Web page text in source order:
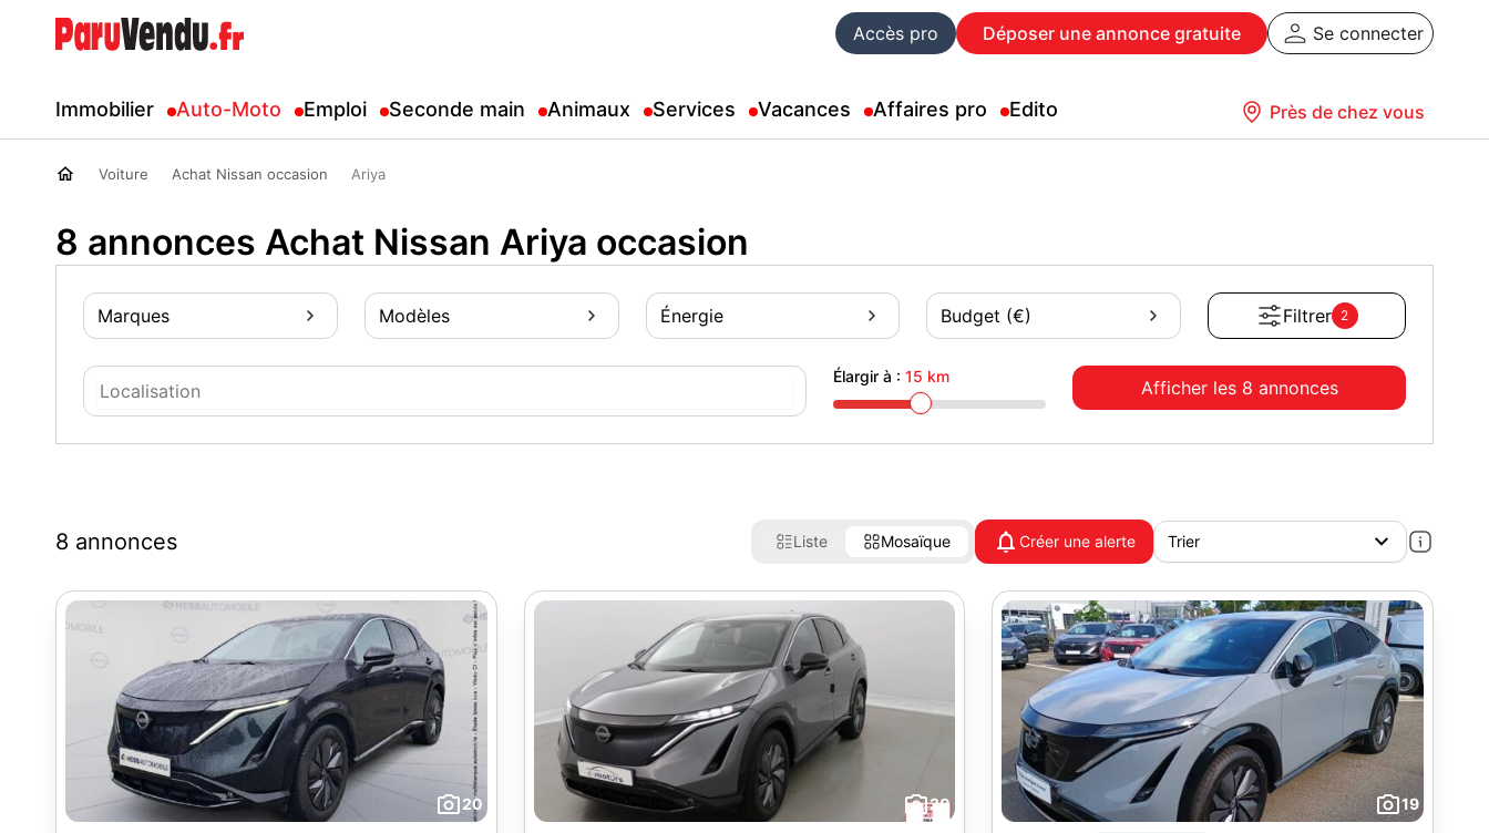
Accès pro Déposer une annonce gratuite Se connecter
Immobilier Auto-Moto Emploi Seconde main Animaux Services Vacances Affaires pro Edito Près de chez vous
Voiture Achat Nissan occasion Ariya
8 annonces Achat Nissan Ariya occasion
Marques Modèles Énergie Budget (€) Filtrer 2
Élargir à : 15 km
Afficher les 8 annonces
8 annonces Liste Mosaïque Créer une alerte
20 20 19